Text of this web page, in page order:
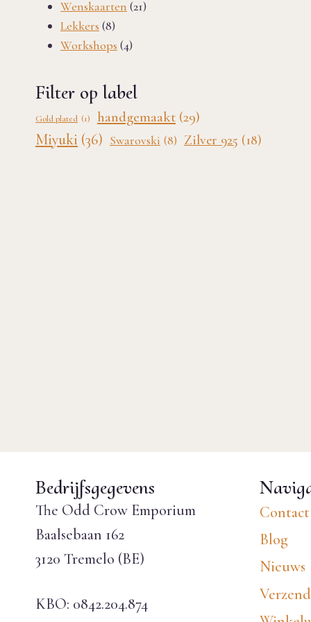
Wenskaarten 2121
Lekkers 88
producten
Workshops 44
Filter op label
Gold plated (1) handgemaakt (29)
Miyuki (36) Swarovski (8) Zilver 925 (18)
Bedrijfsgegevens
The Odd Crow Emporium
Baalsebaan 162
3120 Tremelo (BE)
KBO: 0842.204.874
Contact
Blog
Nieuws